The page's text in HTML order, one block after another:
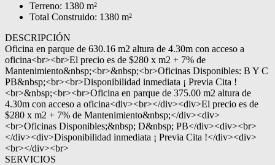
Terreno: 1380 m²
Total Construido: 1380 m²
DESCRIPCIÓN
Oficina en parque de 630.16 m2 altura de 4.30m con acceso a
oficina<br><br>El precio es de $280 x m2 + 7% de
Mantenimiento&nbsp;<br>&nbsp;<br>Oficinas Disponibles: B Y C
PB&nbsp;<br><br>Disponibilidad inmediata ¡ Previa Cita !
<br>&nbsp;<br><br>Oficina en parque de 375.00 m2 altura de
4.30m con acceso a oficina<div><br></div><div>El precio es de
$280 x m2 + 7% de Mantenimiento&nbsp;</div><div>
<br>Oficinas Disponibles;&nbsp; D&nbsp; PB</div><div><br>
</div><div>Disponibilidad inmediata ¡ Previa Cita !</div><div>
<br></div><br>
SERVICIOS